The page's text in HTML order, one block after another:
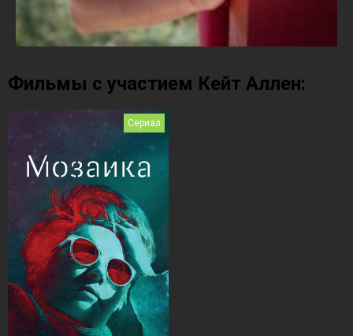
Фильмы с участием Кейт Аллен:
Сериал